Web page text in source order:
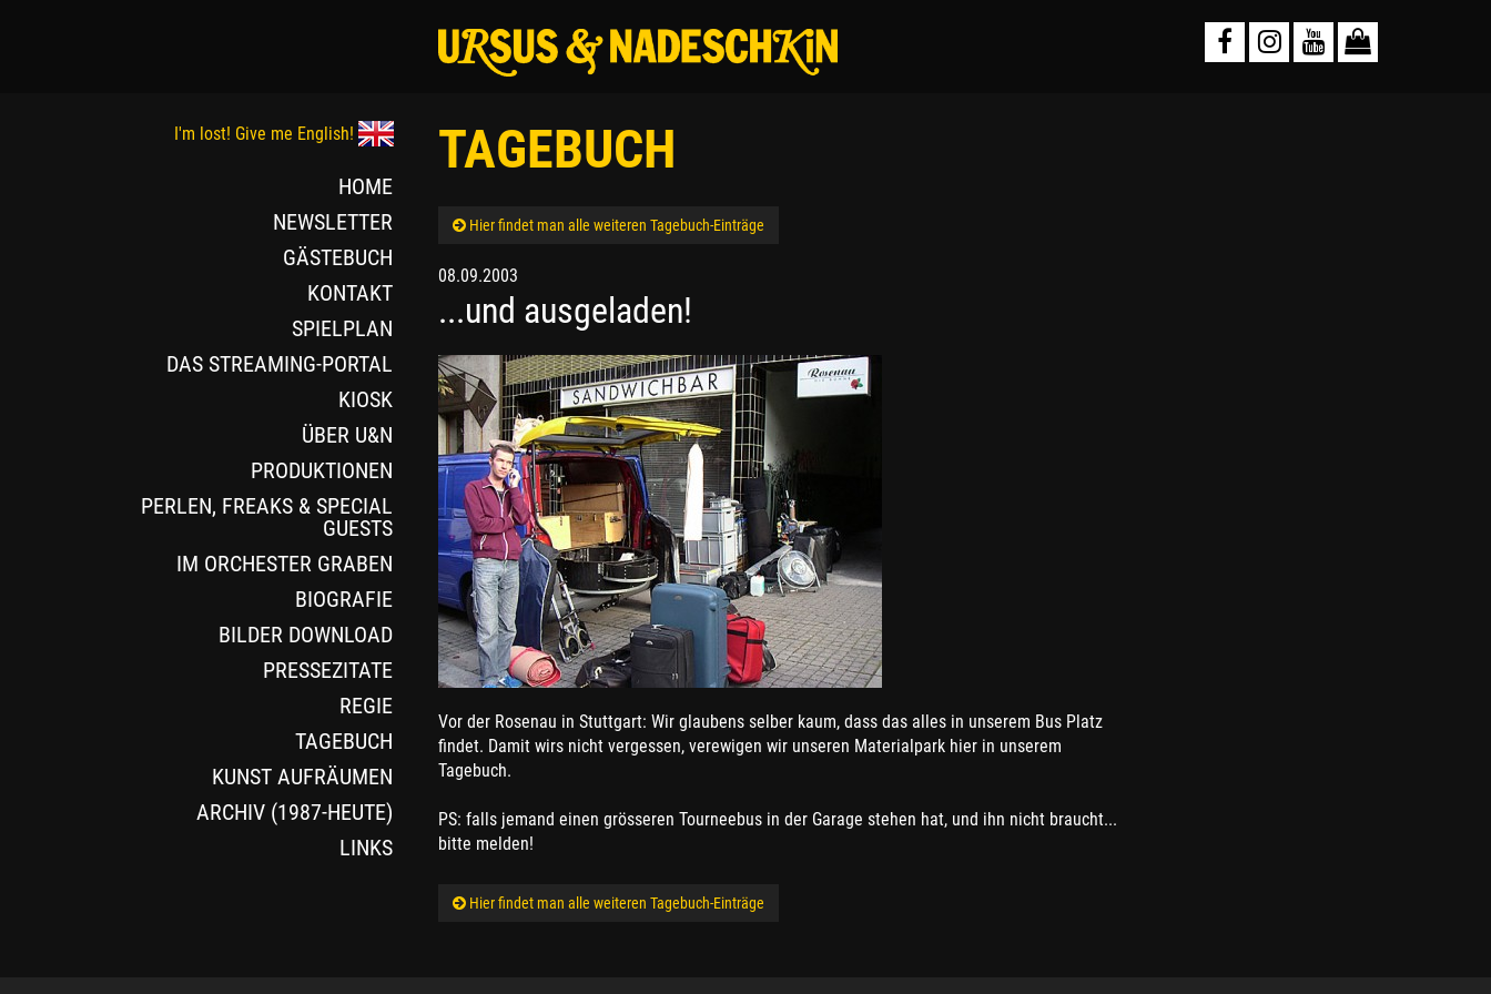
I'm lost! Give me English!
HOME
NEWSLETTER
GÄSTEBUCH
KONTAKT
SPIELPLAN
DAS STREAMING-PORTAL
KIOSK
ÜBER U&N
PRODUKTIONEN
PERLEN, FREAKS & SPECIAL
GUESTS
IM ORCHESTER GRABEN
BIOGRAFIE
BILDER DOWNLOAD
PRESSEZITATE
REGIE
TAGEBUCH
KUNST AUFRÄUMEN
ARCHIV (1987-HEUTE)
LINKS
TAGEBUCH
Hier findet man alle weiteren Tagebuch-Einträge
08.09.2003
...und ausgeladen!
Vor der Rosenau in Stuttgart: Wir glaubens selber kaum, dass das alles in unserem Bus Platz
findet. Damit wirs nicht vergessen, verewigen wir unseren Materialpark hier in unserem
Tagebuch.
PS: falls jemand einen grösseren Tourneebus in der Garage stehen hat, und ihn nicht braucht...
bitte melden!
Hier findet man alle weiteren Tagebuch-Einträge